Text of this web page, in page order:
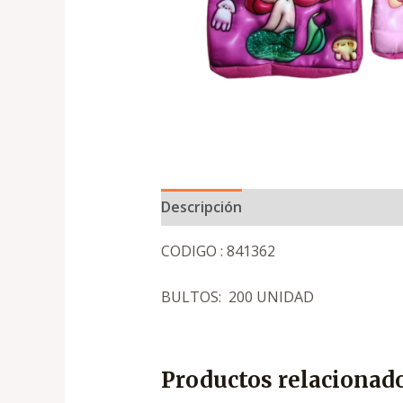
Descripción
CODIGO : 841362
BULTOS: 200 UNIDAD
Productos